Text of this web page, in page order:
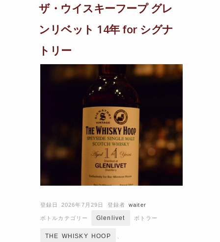
ザ・ウイスキーフープ グレ
ンリベット 14年 for シグナ
トリー
登録日 2026年7月29日 登録者 waiter
ボトルカテゴリー Glenlivet ボトラー
THE WHISKY HOOP